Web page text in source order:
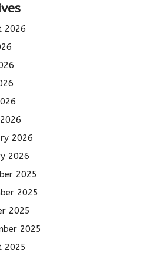
2026
2026
2026
2025
2025
2025
2025
2025